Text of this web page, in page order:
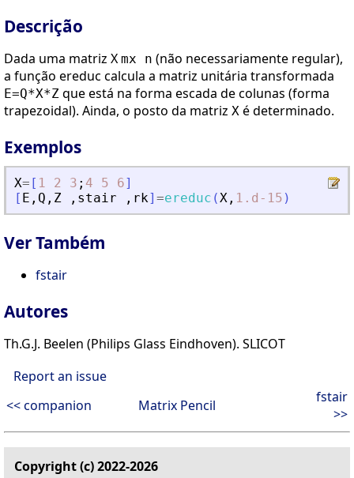
Descrição
Dada uma matriz X mx n (não necessariamente regular),
a função ereduc calcula a matriz unitária transformada
E=Q*X*Z que está na forma escada de colunas (forma
trapezoidal). Ainda, o posto da matriz X é determinado.
Exemplos
X= [ 1 2 3 ; 4 5 6]
[ E , Q , Z , stair , rk] =ereduc (X , 1.d-15 )
Ver Também
fstair
Autores
Th.G.J. Beelen (Philips Glass Eindhoven). SLICOT
Report an issue
<< companion
Matrix Pencil
fstair
>>
Copyright (c) 2022-2026